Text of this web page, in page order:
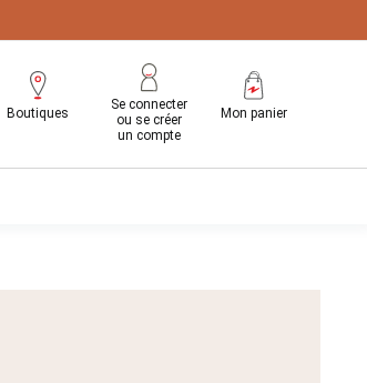
Boutiques
Se connecter
ou se créer
un compte
Mon panier